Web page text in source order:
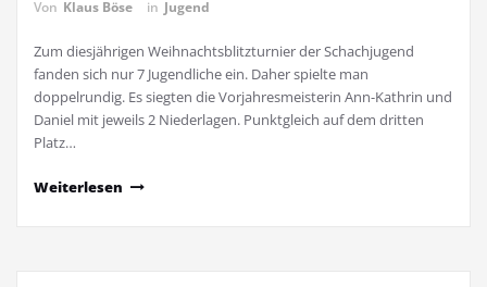
Von Klaus Böse in Jugend
Zum diesjährigen Weihnachtsblitzturnier der Schachjugend
fanden sich nur 7 Jugendliche ein. Daher spielte man
doppelrundig. Es siegten die Vorjahresmeisterin Ann-Kathrin und
Daniel mit jeweils 2 Niederlagen. Punktgleich auf dem dritten
Platz…
Weiterlesen